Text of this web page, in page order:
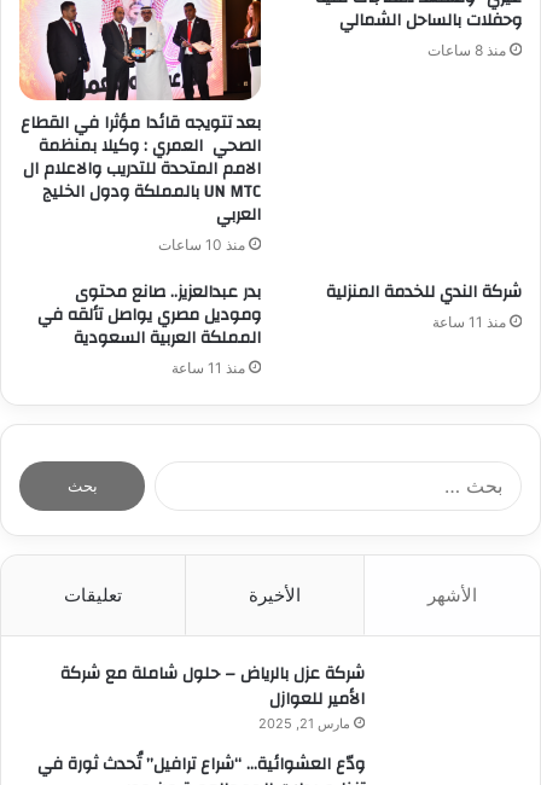
وحفلات بالساحل الشمالي
منذ 8 ساعات
بعد تتويجه قائدا مؤثرا في القطاع
الصحي العمري : وكيلا بمنظمة
الامم المتحدة للتدريب والاعلام ال
UN MTC بالمملكة ودول الخليج
العربي
منذ 10 ساعات
شركة الندي للخدمة المنزلية
منذ 11 ساعة
بدر عبدالعزيز.. صانع محتوى
وموديل مصري يواصل تألقه في
المملكة العربية السعودية
منذ 11 ساعة
الأشهر الأخيرة تعليقات
شركة عزل بالرياض – حلول شاملة مع شركة
الأمير للعوازل
مارس 21, 2025
ودّع العشوائية… “شراع ترافيل” تُحدث ثورة في